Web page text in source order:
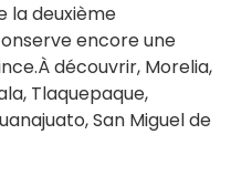
la deuxième
encore une
découvrir, Morelia,
Tlaquepaque,
San Miguel de